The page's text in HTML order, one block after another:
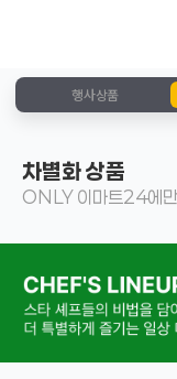
행사상품
차별화 상품
ONLY 이마트24에만